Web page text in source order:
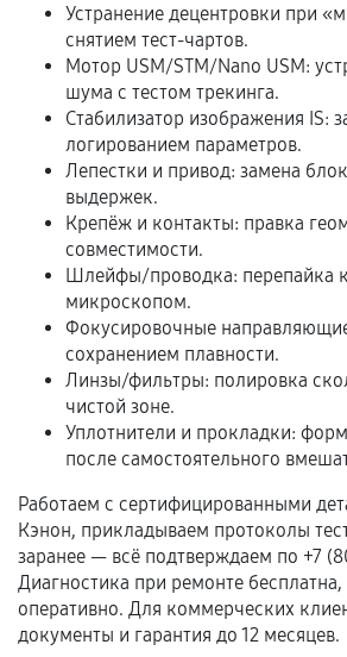
Расширенная гарантия
В некоторых случаях возможно
расширенной гарантии.
условия продления
фиксируются в документах.
Когда гарантия не
Нарушение правил
механические повреждения,
перегрев, коррозия.
третьих лиц.
Естественный износ деталей,
предусмотрено отдельно.
Обращение после окончания
срока.
Устранение децентровки при
снятием тест-чартов.
Мотор USM/STM/Nano USM:
шума с тестом трекинга.
Стабилизатор изображения IS:
логированием параметров.
Лепестки и привод: замена
выдержек.
Крепёж и контакты: правка
совместимости.
Шлейфы/проводка: перепайка
микроскопом.
Фокусировочные
сохранением плавности.
Линзы/фильтры: полировка
чистой зоне.
Уплотнители и прокладки:
после самостоятельного
Работаем с сертифицированными
Кэнон, прикладываем протоколы
заранее — всё подтверждаем по +7
Диагностика при ремонте
оперативно. Для коммерческих
документы и гарантия до 12 месяцев.